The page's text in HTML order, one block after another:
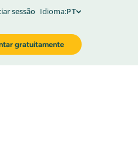
sessão Idioma:PT
gratuitamente